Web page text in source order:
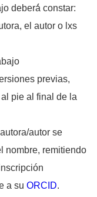
deberá́ constar:
el autor o lxs
previas,
pie al final de la
autor se
nombre, remitiendo
a su ORCID.